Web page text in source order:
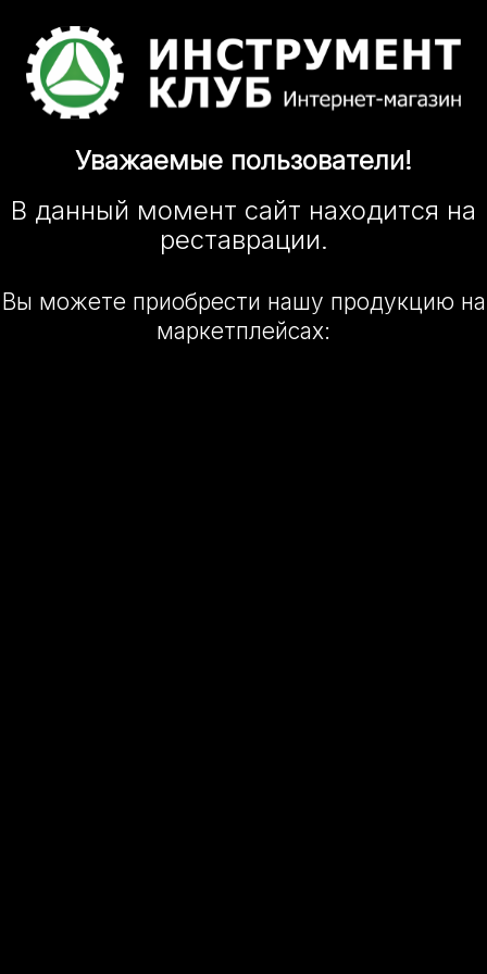
Уважаемые пользователи!
В данный момент сайт находится на
реставрации.
Вы можете приобрести нашу продукцию на
маркетплейсах: